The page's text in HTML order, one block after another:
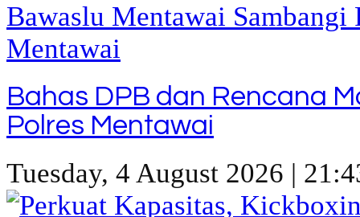
Bahas DPB dan Rencana
Polres Mentawai
Tuesday, 4 August 2026 |